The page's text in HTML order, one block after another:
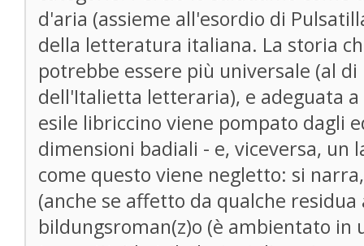
d'aria (assieme all'esordio di
della letteratura italiana. La storia
potrebbe essere più universale (al
dell'Italietta letteraria), e adeguata
esile libriccino viene pompato dagli
dimensioni badiali - e, viceversa, un
come questo viene negletto: si
(anche se affetto da qualche residua
bildungsroman(z)o (è ambientato in